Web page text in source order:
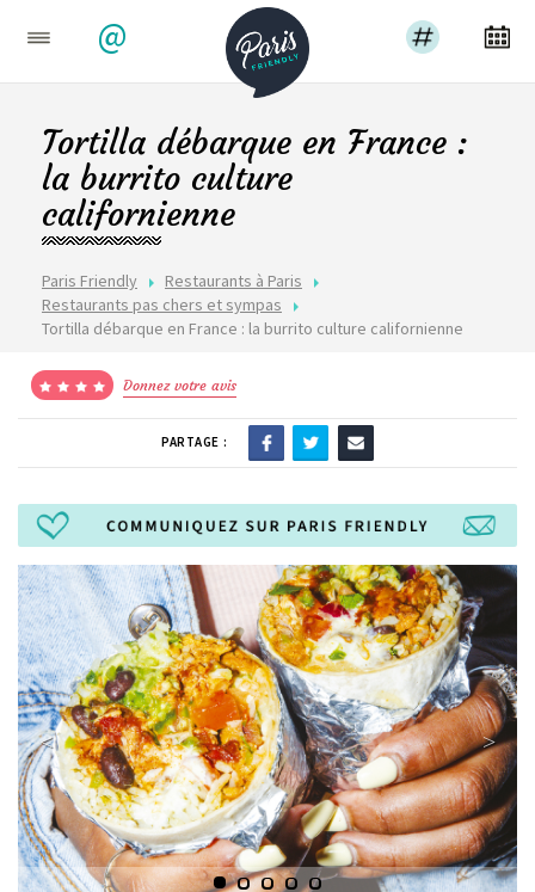
@
Paris Friendly
Restaurants à Paris
Restaurants pas chers et sympas
Tortilla débarque en France : la burrito culture californienne
Tortilla débarque en France :
la burrito culture
californienne
Donnez votre avis
PARTAGE :